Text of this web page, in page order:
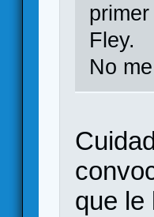
Fley.
No
que le